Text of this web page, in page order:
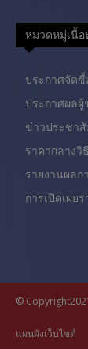
หมวดหมู่เนื้อ
ประกาศจัดซื้
ประกาศผล
ข่าวประชา
ราคากลางวิ
รายงานผลก
การเปิดเผย
©
แผนผังเว็บไซต์